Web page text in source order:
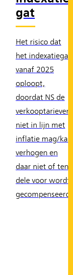
gat
Het risico dat
het indexatiegat
vanaf 2025
oploopt,
doordat NS de
verkooptarieven
niet in lijn met
inflatie mag/kan
verhogen en
daar niet of ten
dele voor wordt
gecompenseerd.